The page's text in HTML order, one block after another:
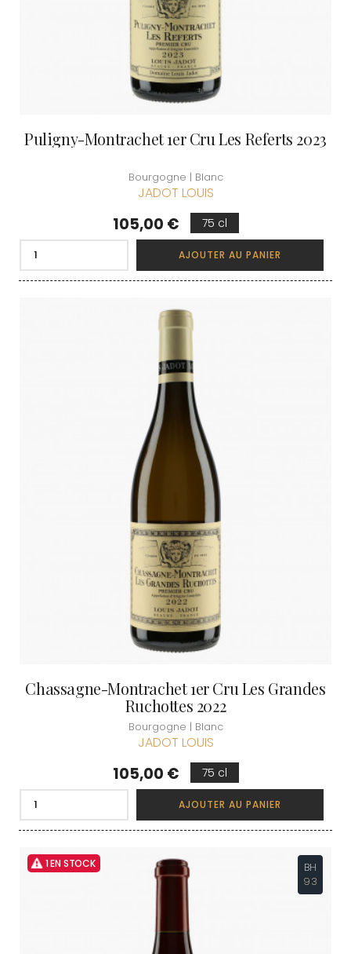
Puligny-Montrachet 1er Cru Les Referts 2023
Bourgogne | Blanc
JADOT LOUIS
Prix
105,00 € 75 cl
AJOUTER AU PANIER
Chassagne-Montrachet 1er Cru Les Grandes
Ruchottes 2022
Bourgogne | Blanc
JADOT LOUIS
Prix
105,00 € 75 cl
AJOUTER AU PANIER
1 EN STOCK
BH
93